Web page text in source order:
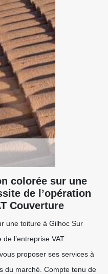
colorée sur une
de l’opération
Couverture
une toiture à Gilhoc Sur
l’entreprise VAT
proposer ses services à
du marché. Compte tenu de